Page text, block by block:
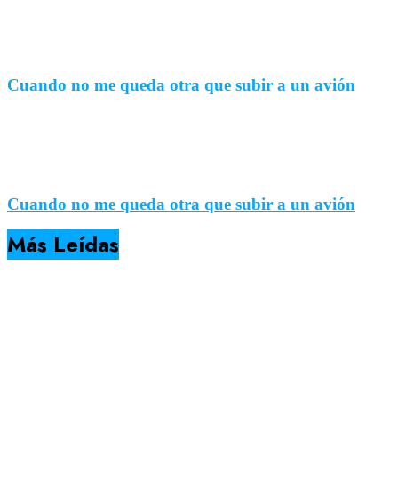
Cuando no me queda otra que subir a un avión
Cuando no me queda otra que subir a un avión
Más Leídas